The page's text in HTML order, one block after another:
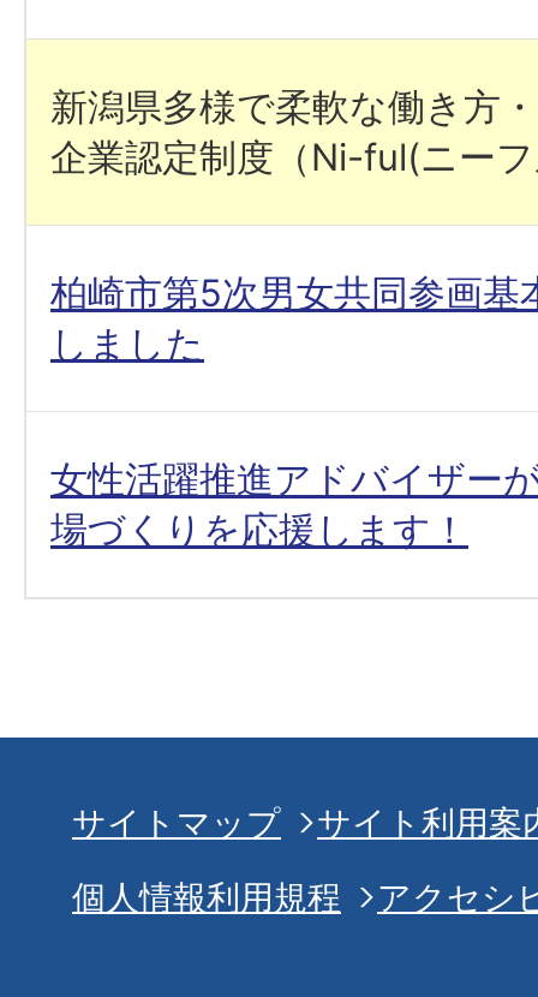
新潟県多様で柔軟な働き方
企業認定制度（Ni-ful(ニー
柏崎市第5次男女共同参画基
しました
女性活躍推進アドバイザー
場づくりを応援します！
サイトマップ
サイト利用案
個人情報利用規程
アクセシ